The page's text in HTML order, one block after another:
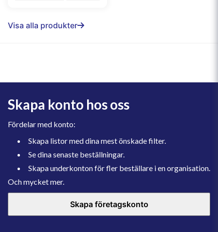
Visa alla produkter
Skapa konto hos oss
Fördelar med konto:
Skapa listor med dina mest önskade filter.
Se dina senaste beställningar.
Skapa underkonton för fler beställare i en organisation.
Och mycket mer.
Skapa företagskonto